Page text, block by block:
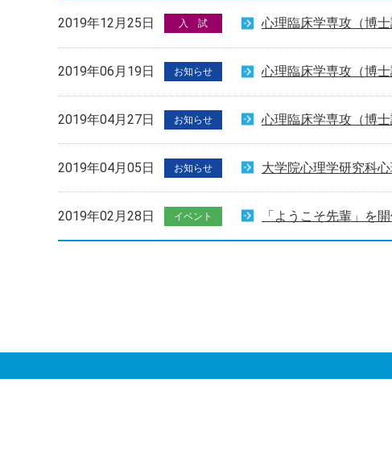
2019年12月25日 入 試 心理臨床学専攻（博
2019年06月19日 お知らせ 心理臨床学専攻（博
2019年04月27日 お知らせ 心理臨床学専攻（博
2019年04月05日 お知らせ 大学院心理学研究科
2019年02月28日 イベント 「ようこそ先輩」を